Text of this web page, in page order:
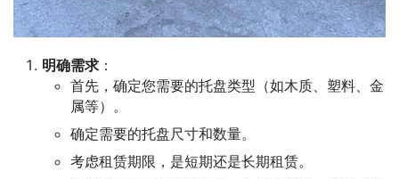
明确需求 ：
首先，确定您需要的托盘类型（如木质、塑料、金
属等）。
确定需要的托盘尺寸和数量。
考虑租赁期限，是短期还是长期租赁。